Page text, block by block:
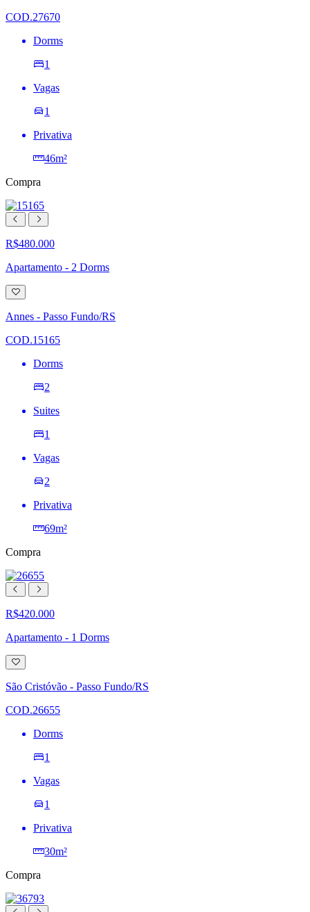
COD.27670
Dorms
1
Vagas
1
Privativa
46m²
Compra
R$480.000
Apartamento - 2 Dorms
Adicionar
à
lista
de
Annes - Passo Fundo/RS
COD.15165
Dorms
2
Suites
1
Vagas
2
Privativa
69m²
Compra
R$420.000
Apartamento - 1 Dorms
Adicionar
à
lista
de
São Cristóvão - Passo Fundo/RS
COD.26655
Dorms
1
Vagas
1
Privativa
30m²
Compra